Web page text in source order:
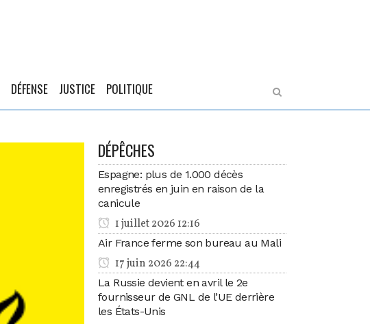
DÉFENSE JUSTICE POLITIQUE
DÉPÊCHES
Espagne: plus de 1.000 décès
enregistrés en juin en raison de la
canicule
1 juillet 2026 12:16
Air France ferme son bureau au Mali
17 juin 2026 22:44
La Russie devient en avril le 2e
fournisseur de GNL de l’UE derrière
les États-Unis